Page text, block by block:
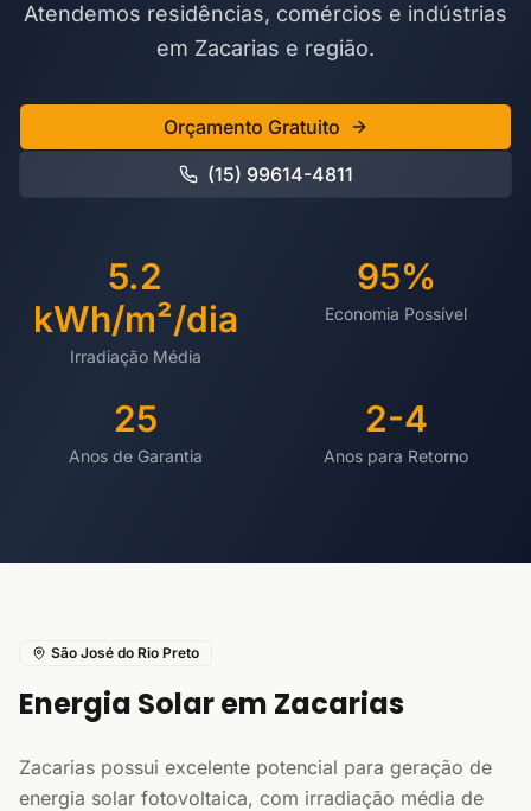
Atendemos residências, comércios e indústrias
em Zacarias e região.
Orçamento Gratuito
(15) 99614-4811
5.2
kWh/m²/dia
Irradiação Média
95%
Economia Possível
25
Anos de Garantia
2-4
Anos para Retorno
São José do Rio Preto
Energia Solar em Zacarias
Zacarias possui excelente potencial para geração de
energia solar fotovoltaica, com irradiação média de